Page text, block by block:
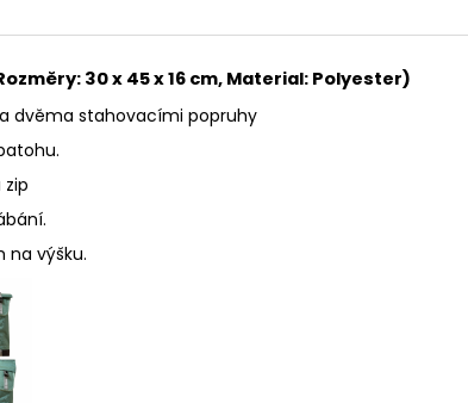
30 x 45 x 16 cm, Material: Polyester)
a dvěma stahovacími popruhy
do batohu.
na výšku.